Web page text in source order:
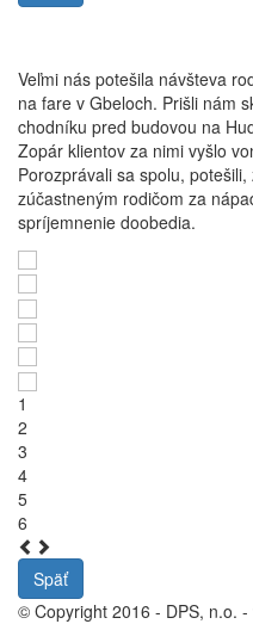
Veľmi nás potešila návšteva
na fare v Gbeloch. Prišli nám
chodníku pred budovou na
Zopár klientov za nimi vyšlo
Porozprávali sa spolu,
zúčastneným rodičom za
spríjemnenie doobedia.
1
2
3
4
5
6
Späť
© Copyright 2016 - DPS, n.o.